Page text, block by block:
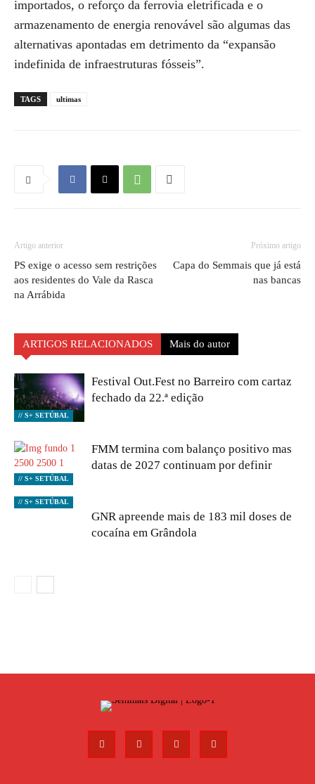
importados, o reforço da ferrovia eletrificada e o
armazenamento de energia renovável são algumas das
alternativas apontadas em detrimento da “expansão
indefinida de infraestruturas fósseis”.
TAGS ultimas
Artigo anterior
PS exige o acesso sem restrições
aos residentes do Vale da Rasca
na Arrábida
Próximo artigo
Capa do Semmais que já está
nas bancas
ARTIGOS RELACIONADOS Mais do autor
// S+ SETÚBAL
Festival Out.Fest no Barreiro com cartaz
fechado da 22.ª edição
// S+ SETÚBAL
FMM termina com balanço positivo mas
datas de 2027 continuam por definir
// S+ SETÚBAL
GNR apreende mais de 183 mil doses de
cocaína em Grândola